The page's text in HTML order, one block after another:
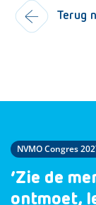
Terug
NVMO Congres
‘Zie de
ontmoet,